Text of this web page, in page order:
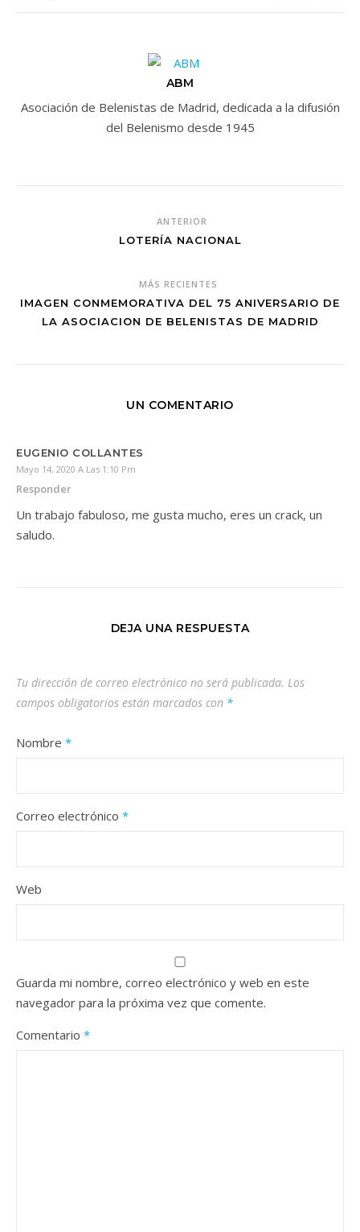
ABM
Asociación de Belenistas de Madrid, dedicada a la difusión
del Belenismo desde 1945
ANTERIOR
LOTERÍA NACIONAL
MÁS RECIENTES
IMAGEN CONMEMORATIVA DEL 75 ANIVERSARIO DE
LA ASOCIACION DE BELENISTAS DE MADRID
UN COMENTARIO
EUGENIO COLLANTES
Mayo 14, 2020 A Las 1:10 Pm
Responder
Un trabajo fabuloso, me gusta mucho, eres un crack, un
saludo.
DEJA UNA RESPUESTA
Tu dirección de correo electrónico no será publicada. Los
campos obligatorios están marcados con *
Nombre *
Correo electrónico *
Web
Guarda mi nombre, correo electrónico y web en este
navegador para la próxima vez que comente.
Comentario *